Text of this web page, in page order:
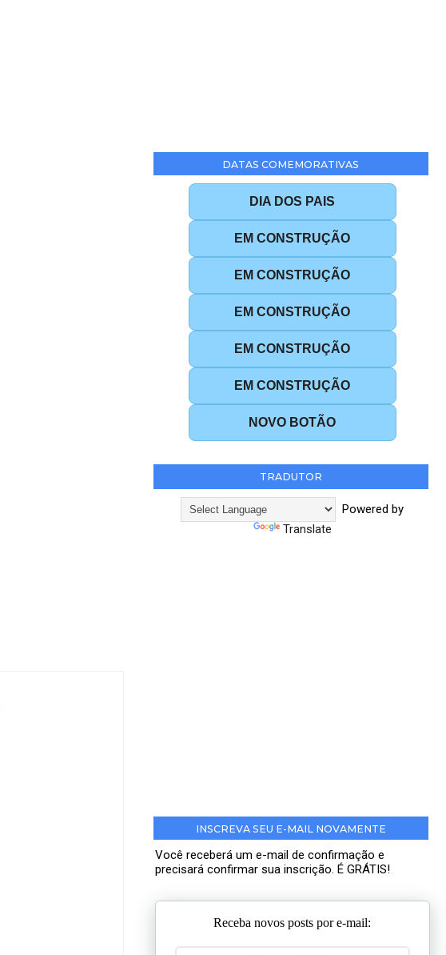
DATAS COMEMORATIVAS
DIA DOS PAIS
EM CONSTRUÇÃO
EM CONSTRUÇÃO
EM CONSTRUÇÃO
EM CONSTRUÇÃO
EM CONSTRUÇÃO
NOVO BOTÃO
TRADUTOR
Powered by
Translate
INSCREVA SEU E-MAIL NOVAMENTE
Você receberá um e-mail de confirmação e
precisará confirmar sua inscrição. É GRÁTIS!
Receba novos posts por e-mail: